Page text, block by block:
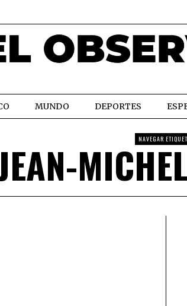
MUNDO DEPORTES
NAVEGAR